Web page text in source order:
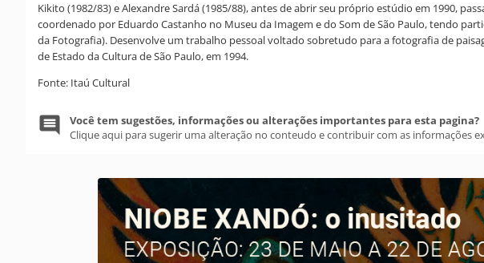
Kikito (1982/83) e Alexandre Sardá (1985/88), antes de abrir seu próprio estúdio em 1990,
coordenado por Eduardo Castanho no Museu da Imagem e do Som de São Paulo, tendo
da Fotografia). Desenvolve um trabalho pessoal voltado sobretudo para a fotografia de
de Estado da Cultura de São Paulo, em 1994.
Fonte: Itaú Cultural
Você tem sugestões, informações ou alterações importantes para esta pagina?
Clique aqui para sugerir uma alteração no conteudo e contribuir com as informações